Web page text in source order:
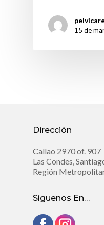
15 de
Dirección
Callao 2970 of. 907
Las Condes,
Región
Síguenos En…